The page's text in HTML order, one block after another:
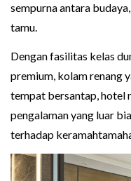
sempurna antara
tamu.
Dengan fasilitas kelas
premium, kolam renang
tempat bersantap, hotel
pengalaman yang luar
terhadap